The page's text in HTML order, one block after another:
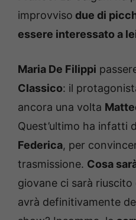
improvviso due di
essere interessato a
Maria De Filippi
Classico: il
ancora una volta
Quest’ultimo ha infatti
Federica, per
trasmissione. Cosa
giovane ci sarà
avrà definitivamente